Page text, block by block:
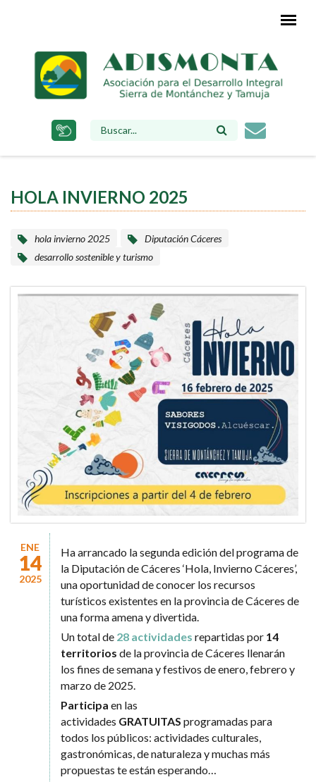
principal
BÚSQUEDA
HOLA INVIERNO 2025
hola invierno 2025
Diputación Cáceres
desarrollo sostenible y turismo
ENE
14
2025
Ha arrancado la segunda edición del programa de
la Diputación de Cáceres ‘Hola, Invierno Cáceres’,
una oportunidad de conocer los recursos
turísticos existentes en la provincia de Cáceres de
una forma amena y divertida.
Un total de 28 actividades repartidas por 14
territorios de la provincia de Cáceres llenarán
los fines de semana y festivos de enero, febrero y
marzo de 2025.
Participa en las
actividades GRATUITAS programadas para
todos los públicos: actividades culturales,
gastronómicas, de naturaleza y muchas más
propuestas te están esperando…